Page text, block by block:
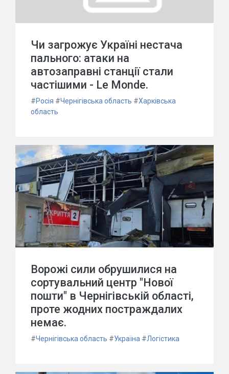
Чи загрожує Україні нестача
пального: атаки на
автозаправні станції стали
частішими - Le Monde.
#Росія #Чернігівська область #Харківська
область
Ворожі сили обрушилися на
сортувальний центр "Нової
пошти" в Чернігівській області,
проте жодних постраждалих
немає.
#Чернігівська область #Україна #Логістика